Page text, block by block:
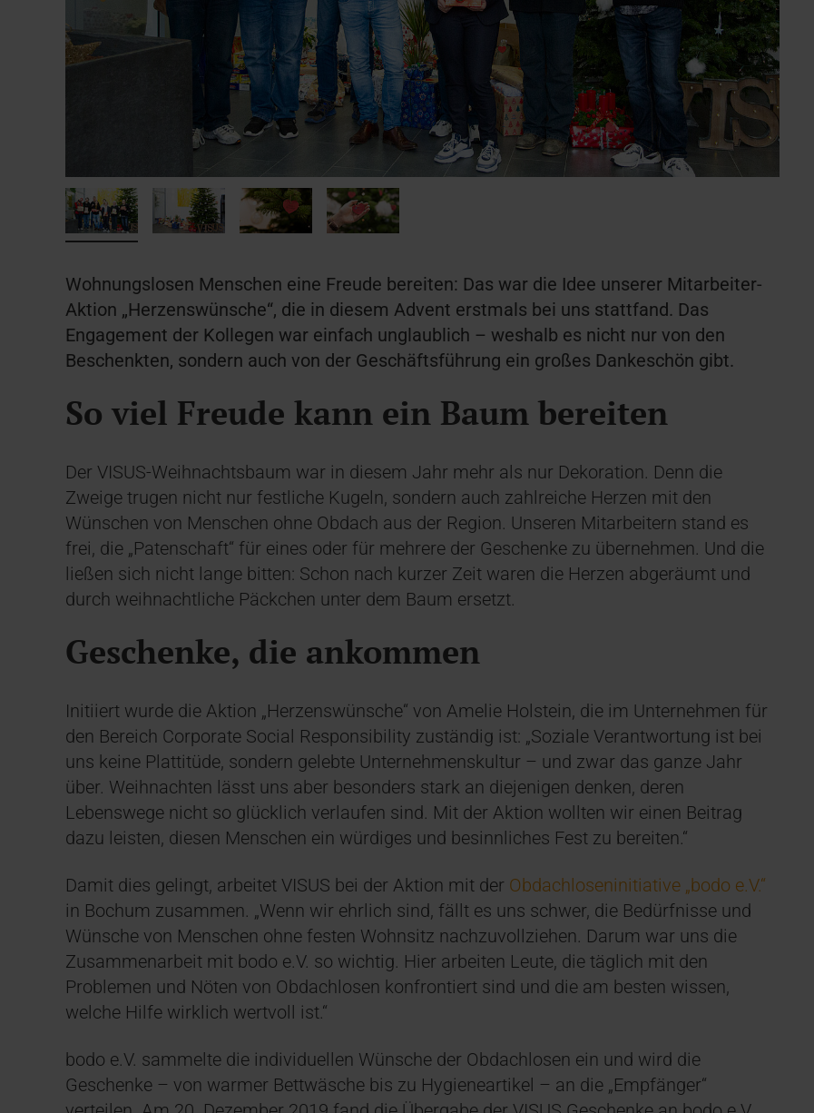
Wohnungslosen Menschen eine Freude bereiten: Das war die Idee unserer Mitarbeiter-
Aktion „Herzenswünsche“, die in diesem Advent erstmals bei uns stattfand. Das
Engagement der Kollegen war einfach unglaublich – weshalb es nicht nur von den
Beschenkten, sondern auch von der Geschäftsführung ein großes Dankeschön gibt.
So viel Freude kann ein Baum bereiten
Der VISUS-Weihnachtsbaum war in diesem Jahr mehr als nur Dekoration. Denn die
Zweige trugen nicht nur festliche Kugeln, sondern auch zahlreiche Herzen mit den
Wünschen von Menschen ohne Obdach aus der Region. Unseren Mitarbeitern stand es
frei, die „Patenschaft“ für eines oder für mehrere der Geschenke zu übernehmen. Und die
ließen sich nicht lange bitten: Schon nach kurzer Zeit waren die Herzen abgeräumt und
durch weihnachtliche Päckchen unter dem Baum ersetzt.
Geschenke, die ankommen
Initiiert wurde die Aktion „Herzenswünsche“ von Amelie Holstein, die im Unternehmen für
den Bereich Corporate Social Responsibility zuständig ist: „Soziale Verantwortung ist bei
uns keine Plattitüde, sondern gelebte Unternehmenskultur – und zwar das ganze Jahr
über. Weihnachten lässt uns aber besonders stark an diejenigen denken, deren
Lebenswege nicht so glücklich verlaufen sind. Mit der Aktion wollten wir einen Beitrag
dazu leisten, diesen Menschen ein würdiges und besinnliches Fest zu bereiten.“
Damit dies gelingt, arbeitet VISUS bei der Aktion mit der Obdachloseninitiative „bodo e.V.“
in Bochum zusammen. „Wenn wir ehrlich sind, fällt es uns schwer, die Bedürfnisse und
Wünsche von Menschen ohne festen Wohnsitz nachzuvollziehen. Darum war uns die
Zusammenarbeit mit bodo e.V. so wichtig. Hier arbeiten Leute, die täglich mit den
Problemen und Nöten von Obdachlosen konfrontiert sind und die am besten wissen,
welche Hilfe wirklich wertvoll ist.“
bodo e.V. sammelte die individuellen Wünsche der Obdachlosen ein und wird die
Geschenke – von warmer Bettwäsche bis zu Hygieneartikel – an die „Empfänger“